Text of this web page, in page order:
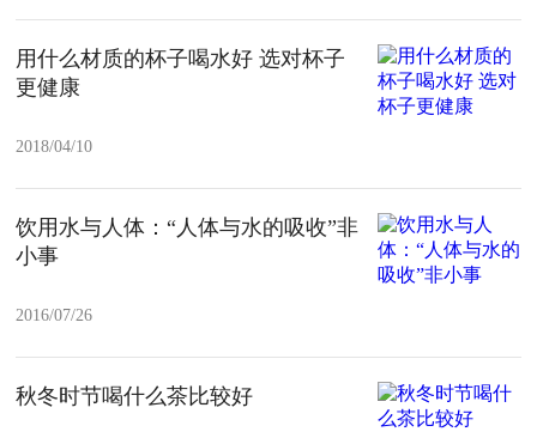
用什么材质的杯子喝水好 选对杯子
更健康
2018/04/10
饮用水与人体：“人体与水的吸收”非
小事
2016/07/26
秋冬时节喝什么茶比较好